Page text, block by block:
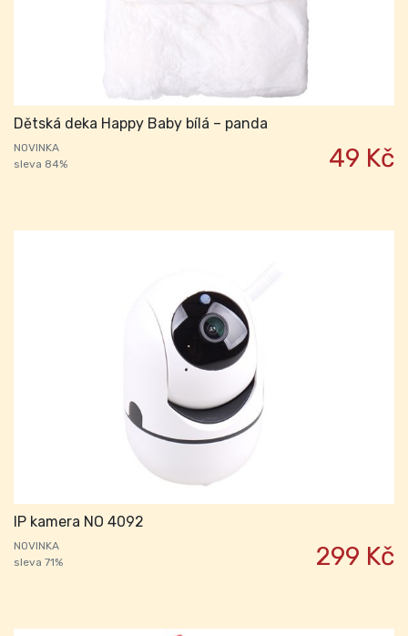
Dětská deka Happy Baby bílá – panda
NOVINKA
sleva 84%
49 Kč
IP kamera NO 4092
NOVINKA
sleva 71%
299 Kč